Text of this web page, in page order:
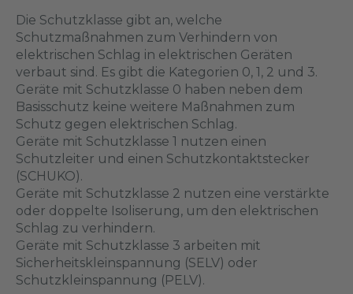
Die Schutzklasse gibt an, welche
Schutzmaßnahmen zum Verhindern von
elektrischen Schlag in elektrischen Geräten
verbaut sind. Es gibt die Kategorien 0, 1, 2 und 3.
Geräte mit Schutzklasse 0 haben neben dem
Basisschutz keine weitere Maßnahmen zum
Schutz gegen elektrischen Schlag.
Geräte mit Schutzklasse 1 nutzen einen
Schutzleiter und einen Schutzkontaktstecker
(SCHUKO).
Geräte mit Schutzklasse 2 nutzen eine verstärkte
oder doppelte Isoliserung, um den elektrischen
Schlag zu verhindern.
Geräte mit Schutzklasse 3 arbeiten mit
Sicherheitskleinspannung (SELV) oder
Schutzkleinspannung (PELV).